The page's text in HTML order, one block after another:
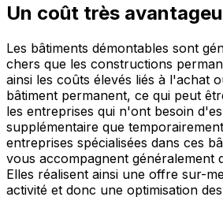
Un coût très
Les bâtiments démontables sont
chers que les constructions
ainsi les coûts élevés liés à l'achat
bâtiment permanent, ce qui peut
les entreprises qui n'ont besoin
supplémentaire que
entreprises spécialisées dans ces
vous accompagnent généralement
Elles réalisent ainsi une offre sur-
activité et donc une optimisation